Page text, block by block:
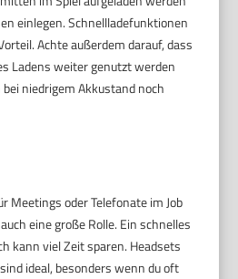
einlegen. Schnellladefunktionen
Achte außerdem darauf, dass
Ladens weiter genutzt werden
niedrigem Akkustand noch
Meetings oder Telefonate im Job
eine große Rolle. Ein schnelles
kann viel Zeit sparen. Headsets
ideal, besonders wenn du oft